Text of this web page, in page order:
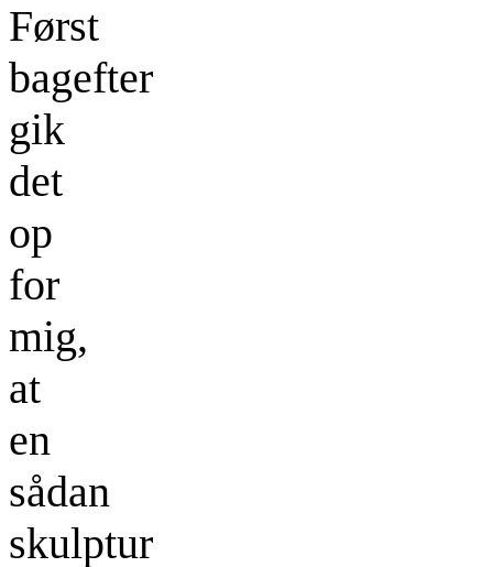
Først
bagefter
gik
det
op
for
mig,
at
en
sådan
skulptur